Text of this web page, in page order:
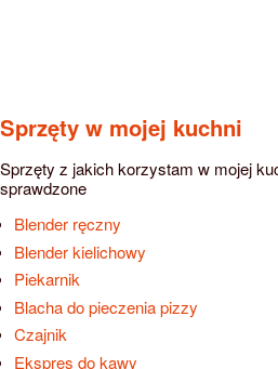
Sprzęty w mojej kuchni
Sprzęty z jakich korzystam w mojej
sprawdzone
Blender ręczny
Blender kielichowy
Piekarnik
Blacha do pieczenia pizzy
Czajnik
Ekspres do kawy